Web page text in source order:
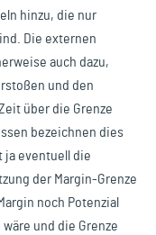
hinzu, die nur
Die externen
auch dazu,
und den
über die Grenze
bezeichnen dies
ja eventuell die
der Margin-Grenze
noch Potenzial
und die Grenze